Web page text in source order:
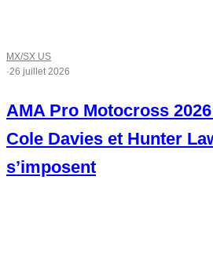
MX/SX US
·26 juillet 2026
AMA Pro Motocross
Cole Davies et Hunter
s’imposent